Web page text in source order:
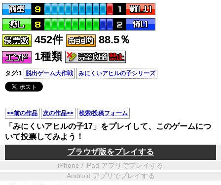
452件
88.5％
1種類
タグ:1 脱出ゲーム大作戦 みにくいアヒルの子シリーズ
<<前の作品 次の作品>> 検索/投稿フォーム
「みにくいアヒルの子17」をプレイして、このゲームにつ
いて投票してみよう！
ブラウザ版をプレイする
iPhone / iPad アプリでプレイする
Android アプリでプレイする